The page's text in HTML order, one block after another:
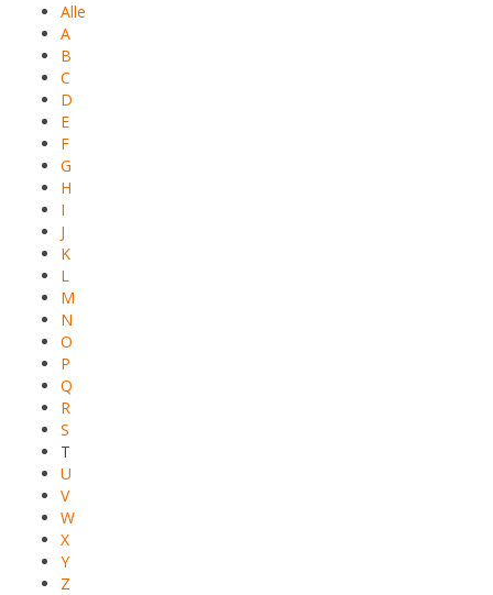
Alle
A
B
C
D
E
F
G
H
I
J
K
L
M
N
O
P
Q
R
S
T
U
V
W
X
Y
Z